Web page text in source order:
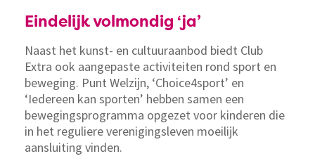
Eindelijk volmondig ‘ja’
Naast het kunst- en cultuuraanbod biedt Club
Extra ook aangepaste activiteiten rond sport en
beweging. Punt Welzijn, ‘Choice4sport’ en
‘Iedereen kan sporten’ hebben samen een
bewegingsprogramma opgezet voor kinderen die
in het reguliere verenigingsleven moeilijk
aansluiting vinden.